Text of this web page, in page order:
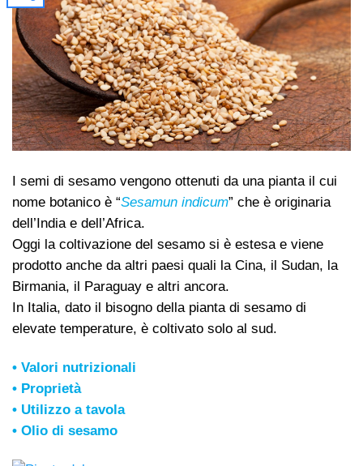
I semi di sesamo vengono ottenuti da una pianta il cui
nome botanico è “Sesamun indicum” che è originaria
dell’India e dell’Africa.
Oggi la coltivazione del sesamo si è estesa e viene
prodotto anche da altri paesi quali la Cina, il Sudan, la
Birmania, il Paraguay e altri ancora.
In Italia, dato il bisogno della pianta di sesamo di
elevate temperature, è coltivato solo al sud.
• Valori nutrizionali
• Proprietà
• Utilizzo a tavola
• Olio di sesamo